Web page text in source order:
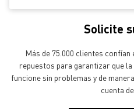
Solicite
Más de 75.000 clientes
repuestos para garantizar que
funcione sin problemas y de
cuenta